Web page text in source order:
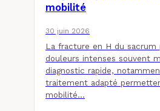
mobilité
30 juin 2026
La fracture en H du sacrum
douleurs intenses souvent
diagnostic rapide,
traitement adapté
mobilité…